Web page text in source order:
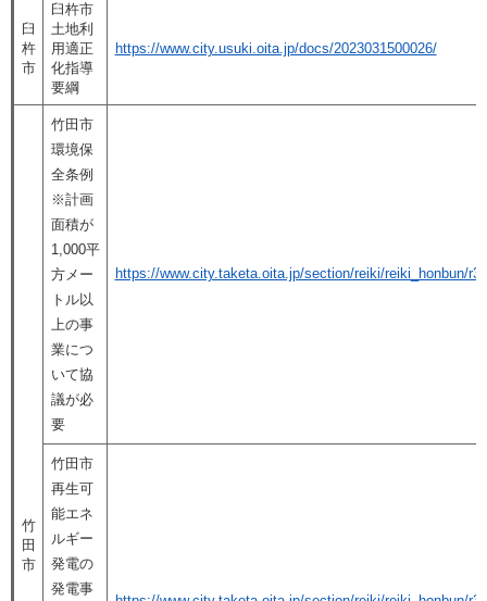
臼
杵
市
臼杵市
土地利
用適正
化指導
要綱
https://www.city.usuki.oita.jp/docs/2023031500026/
竹
田
市
竹田市
環境保
全条例
※計画
面積が
1,000平
方メー
トル以
上の事
業につ
いて協
議が必
要
https://www.city.taketa.oita.jp/section/reiki/reiki_honbun/
竹田市
再生可
能エネ
ルギー
発電の
発電事